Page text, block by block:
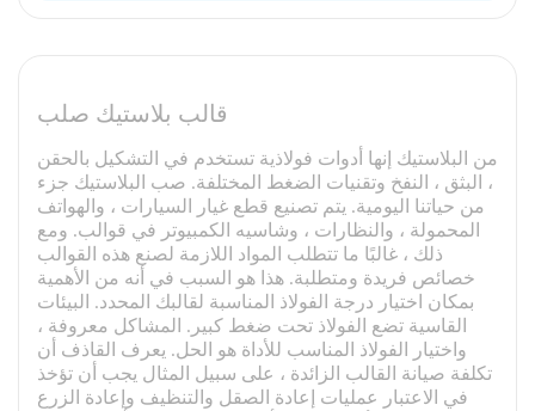
قالب بلاستيك صلب
من البلاستيك إنها أدوات فولاذية تستخدم في التشكيل بالحقن
، البثق ، النفخ وتقنيات الضغط المختلفة. صب البلاستيك جزء
من حياتنا اليومية. يتم تصنيع قطع غيار السيارات ، والهواتف
المحمولة ، والنظارات ، وشاسيه الكمبيوتر في قوالب. ومع
ذلك ، غالبًا ما تتطلب المواد اللازمة لصنع هذه القوالب
خصائص فريدة ومتطلبة. هذا هو السبب في أنه من الأهمية
بمكان اختيار درجة الفولاذ المناسبة لقالبك المحدد. البيئات
القاسية تضع الفولاذ تحت ضغط كبير. المشاكل معروفة ،
واختيار الفولاذ المناسب للأداة هو الحل. يعرف القاذف أن
تكلفة صيانة القالب الزائدة ، على سبيل المثال يجب أن تؤخذ
في الاعتبار عمليات إعادة الصقل والتنظيف وإعادة الزرع